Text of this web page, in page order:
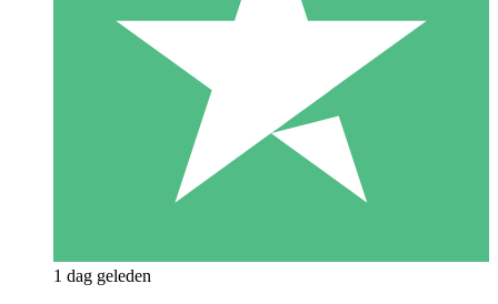
1 dag geleden